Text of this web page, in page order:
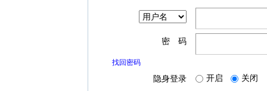
密 码
找回密码
隐身登录 开启 关闭